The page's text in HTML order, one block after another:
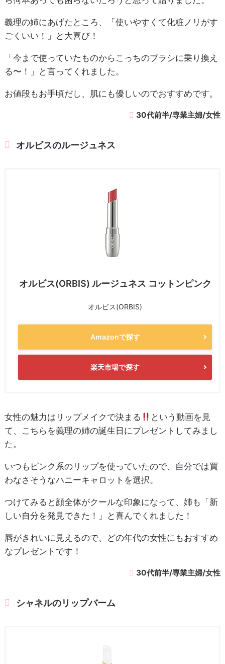
義理の姉にあげたところ、「使いやすくて化粧ノリがす
ごくいい！」と大喜び！
「今まで使っていたものからこっちのブラシに乗り換え
る〜！」と言ってくれました。
お値段もお手頃だし、肌にも優しいのでおすすめです。
30代前半/専業主婦/女性
オルビスのルージュネス
オルビス(ORBIS) ルージュネス コットンピンク
オルビス(ORBIS)
Amazonで探す
楽天市場で探す
女性の魅力はリップメイクで決まる
という動画を見
て、こちらを義理の姉の誕生日にプレゼントしてみまし
た。
いつもピンク系のリップを使っていたので、自分では買
わなさそうなハニーキャロットを選択。
つけてみると顔全体がクールな印象になって、姉も「新
しい自分を発見できた！」と喜んでくれました！
唇がきれいに見えるので、どの年代の女性にもおすすめ
なプレゼントです！
30代前半/専業主婦/女性
シャネルのリップバーム